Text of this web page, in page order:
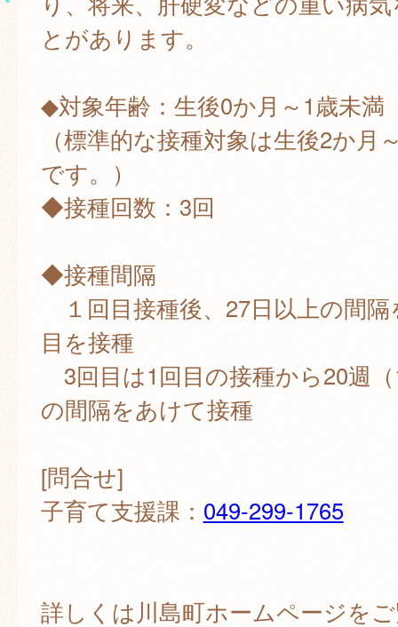
とがあります。
◆対象年齢：生後0か月～1歳未満
（標準的な接種対象は生後2か月
です。）
◆接種回数：3回
◆接種間隔
１回目接種後、27日以上の間
目を接種
3回目は1回目の接種から20週
の間隔をあけて接種
[問合せ]
子育て支援課： 049-299-1765
詳しくは川島町ホームページを